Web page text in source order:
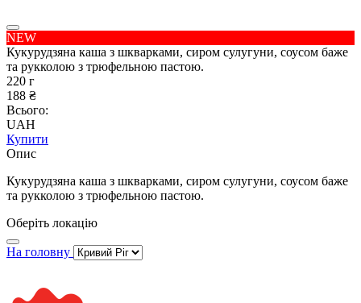
NEW
Кукурудзяна каша з шкварками, сиром сулугуни, соусом баже
та рукколою з трюфельною пастою.
220 г
188 ₴
Всього:
UAH
Купити
Опис
Кукурудзяна каша з шкварками, сиром сулугуни, соусом баже
та рукколою з трюфельною пастою.
Оберіть локацію
На головну